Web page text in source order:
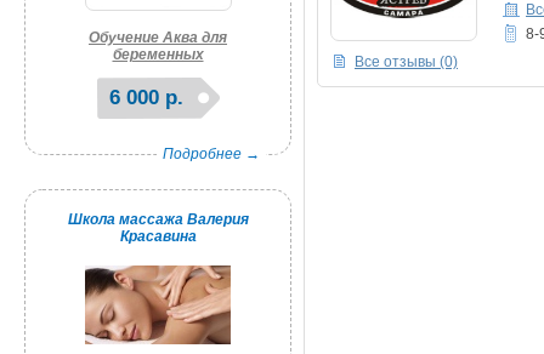
Обучение Аква для
беременных
6 000 р.
Подробнее →
Школа массажа Валерия
Красавина
8-
Все отзывы (0)